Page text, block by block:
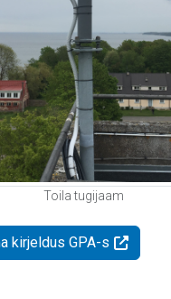
Toila tugijaam
kirjeldus GPA-s